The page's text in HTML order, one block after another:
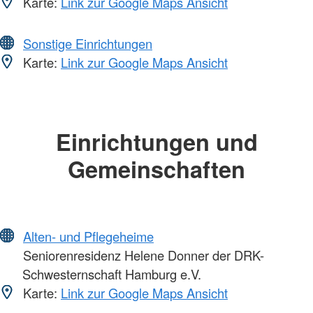
Sonstige Einrichtungen
Karte: Link zur Google Maps Ansicht
Einrichtungen und
Gemeinschaften
Alten- und Pflegeheime
Seniorenresidenz Helene Donner der DRK-
Schwesternschaft Hamburg e.V.
Karte: Link zur Google Maps Ansicht